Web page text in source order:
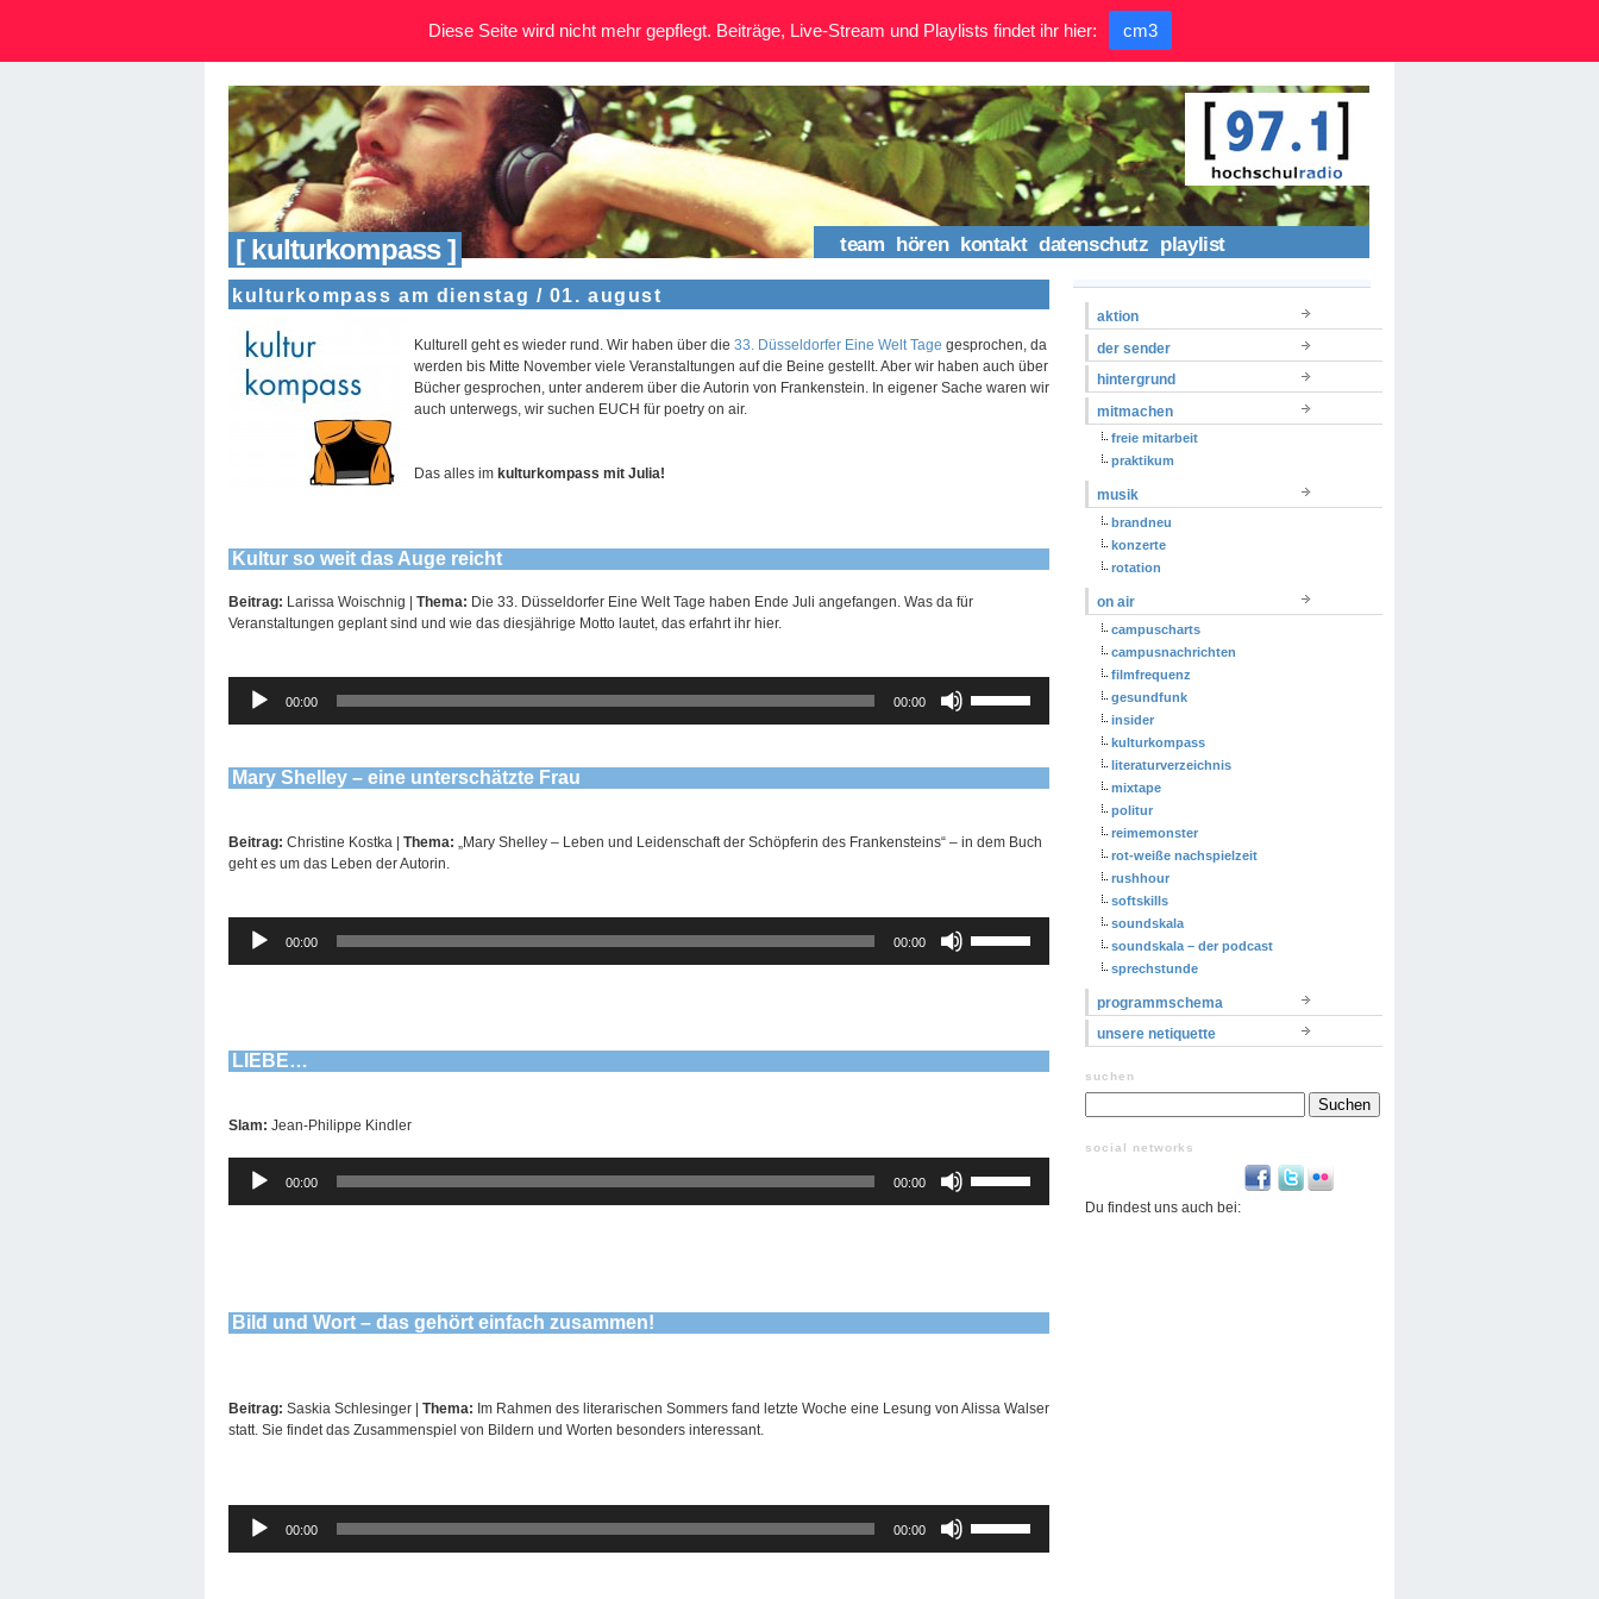
[ kulturkompass ] team hören kontakt datenschutz playlist
kulturkompass am dienstag / 01. august
Kulturell geht es wieder rund. Wir haben über die 33. Düsseldorfer Eine Welt Tage gesprochen, da
werden bis Mitte November viele Veranstaltungen auf die Beine gestellt. Aber wir haben auch über
Bücher gesprochen, unter anderem über die Autorin von Frankenstein. In eigener Sache waren wir
auch unterwegs, wir suchen EUCH für poetry on air.
Das alles im kulturkompass mit Julia!
Kultur so weit das Auge reicht
Beitrag: Larissa Woischnig | Thema: Die 33. Düsseldorfer Eine Welt Tage haben Ende Juli angefangen. Was da für
Veranstaltungen geplant sind und wie das diesjährige Motto lautet, das erfahrt ihr hier.
Audio-
Player
00:00 00:00
Hoch/Runter
benutzen,
die
Lautstärke
regeln.
Mary Shelley – eine unterschätzte Frau
Beitrag: Christine Kostka | Thema: „Mary Shelley – Leben und Leidenschaft der Schöpferin des Frankensteins“ – in dem Buch
geht es um das Leben der Autorin.
Audio-
Player
00:00 00:00
Hoch/Runter
benutzen,
zu
regeln.
LIEBE…
Slam: Jean-Philippe Kindler
Audio-
Player
00:00 00:00
Hoch/Runter
benutzen,
regeln.
Bild und Wort – das gehört einfach zusammen!
Beitrag: Saskia Schlesinger | Thema: Im Rahmen des literarischen Sommers fand letzte Woche eine Lesung von Alissa Walser
statt. Sie findet das Zusammenspiel von Bildern und Worten besonders interessant.
Audio-
Player
00:00 00:00
Hoch/Runter
benutzen,
aktion
der sender
hintergrund
mitmachen
freie mitarbeit
praktikum
musik
brandneu
konzerte
rotation
on air
campuscharts
campusnachrichten
filmfrequenz
gesundfunk
insider
kulturkompass
literaturverzeichnis
mixtape
politur
reimemonster
rot-weiße nachspielzeit
rushhour
softskills
soundskala
soundskala – der podcast
sprechstunde
programmschema
unsere netiquette
suchen
social networks
Du findest uns auch bei:
Diese Seite wird nicht mehr gepflegt. Beiträge, Live-Stream und Playlists findet ihr hier: cm3